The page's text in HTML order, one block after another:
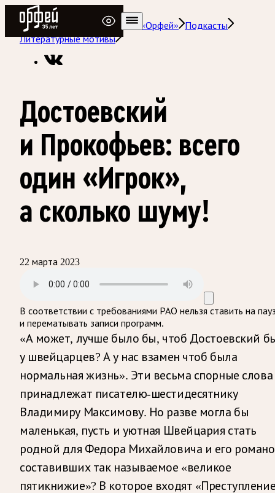
Радио Орфей
Радио классической музыки «Орфей»
Подкасты
Литературные мотивы
Достоевский
и Прокофьев: всего
один «Игрок»,
а сколько шуму!
22 марта 2023
В соответствии с требованиями РАО нельзя ставить на
и перематывать записи программ.
«А может, лучше было бы, чтоб Достоевский
у швейцарцев? А у нас взамен чтоб была
нормальная жизнь». Эти весьма спорные слова
принадлежат писателю-шестидесятнику
Владимиру Максимову. Но разве могла бы
маленькая, пусть и уютная Швейцария стать
родной для Федора Михайловича и его
составивших так называемое «великое
пятикнижие»? В которое входят